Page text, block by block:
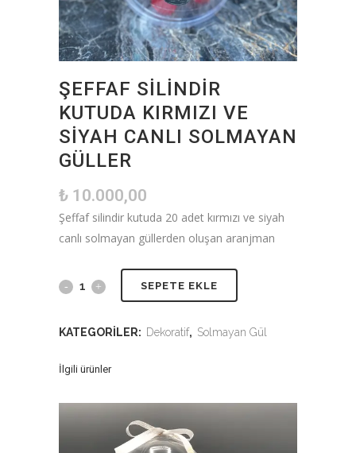
ŞEFFAF SILINDIR
KUTUDA KIRMIZI VE
SIYAH CANLI SOLMAYAN
GÜLLER
₺ 10.000,00
Şeffaf silindir kutuda 20 adet kırmızı ve siyah
canlı solmayan güllerden oluşan aranjman
SEPETE EKLE
KATEGORILER: Dekoratif, Solmayan Gül
İlgili ürünler